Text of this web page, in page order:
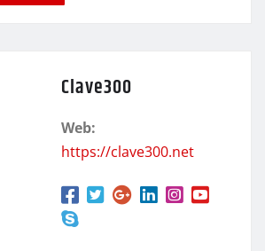
Clave300
Web:
https://clave300.net